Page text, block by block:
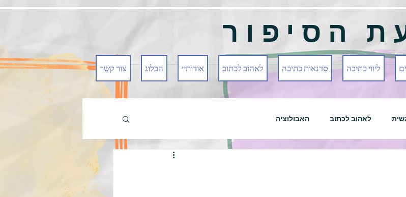
הסיפור
ליווי כתיבה סדנאות כתיבה לאהוב לכתוב אודותיי הבלוג צור קשר
לאהוב לכתוב האבולוציה